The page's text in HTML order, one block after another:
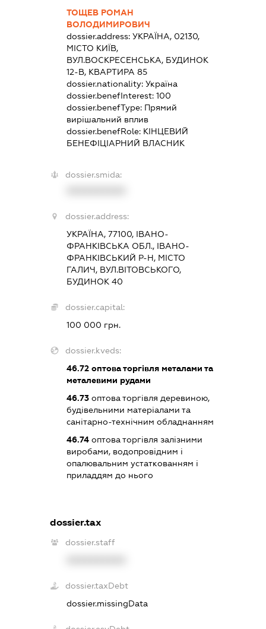
ТОЩЕВ РОМАН
ВОЛОДИМИРОВИЧ
dossier.address: УКРАЇНА, 02130,
МІСТО КИЇВ,
ВУЛ.ВОСКРЕСЕНСЬКА, БУДИНОК
12-В, КВАРТИРА 85
dossier.nationality: Україна
dossier.benefInterest: 100
dossier.benefType: Прямий
вирішальний вплив
dossier.benefRole: КІНЦЕВИЙ
БЕНЕФІЦІАРНИЙ ВЛАСНИК
dossier.smida:
dossier.address:
УКРАЇНА, 77100, ІВАНО-
ФРАНКІВСЬКА ОБЛ., ІВАНО-
ФРАНКІВСЬКИЙ Р-Н, МІСТО
ГАЛИЧ, ВУЛ.ВІТОВСЬКОГО,
БУДИНОК 40
dossier.capital:
100 000 грн.
dossier.kveds:
46.72оптова торгівля металами та
металевими рудами
46.73оптова торгівля деревиною,
будівельними матеріалами та
санітарно-технічним обладнанням
46.74оптова торгівля залізними
виробами, водопровідним і
опалювальним устаткованням і
приладдям до нього
dossier.tax
dossier.staff
dossier.taxDebt
dossier.missingData